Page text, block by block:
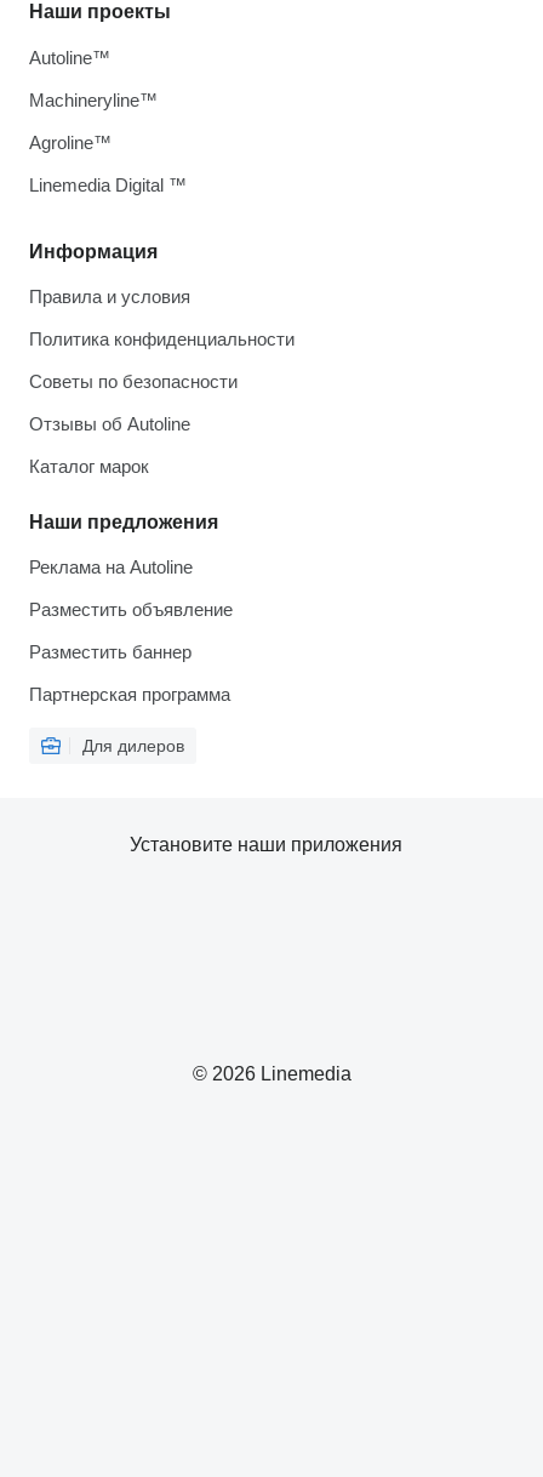
Информация
Правила и условия
Политика конфиденциальности
Советы по безопасности
Отзывы об Autoline
Каталог марок
Наши предложения
Реклама на Autoline
Разместить объявление
Разместить баннер
Партнерская программа
Для дилеров
Наши проекты
Autoline™
Machineryline™
Agroline™
Linemedia Digital ™
© 2026 Linemedia
Установите наши приложения